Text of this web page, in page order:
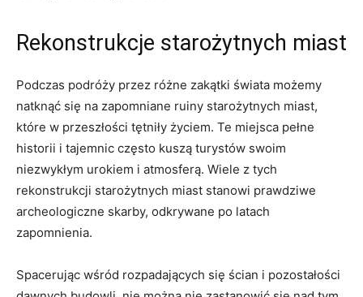
Rekonstrukcje starożytnych ⁣miast
Podczas podróży‍ przez różne⁢ zakątki świata możemy
natknąć się‌ na zapomniane ruiny starożytnych miast,
które w przeszłości tętniły życiem. Te miejsca pełne
historii i ‌tajemnic często kuszą turystów swoim
niezwykłym urokiem i atmosferą. Wiele z tych
rekonstrukcji ‍starożytnych ‌miast stanowi prawdziwe
archeologiczne skarby, ‍odkrywane po latach⁤
zapomnienia.
Spacerując wśród rozpadających się ścian i pozostałości ​